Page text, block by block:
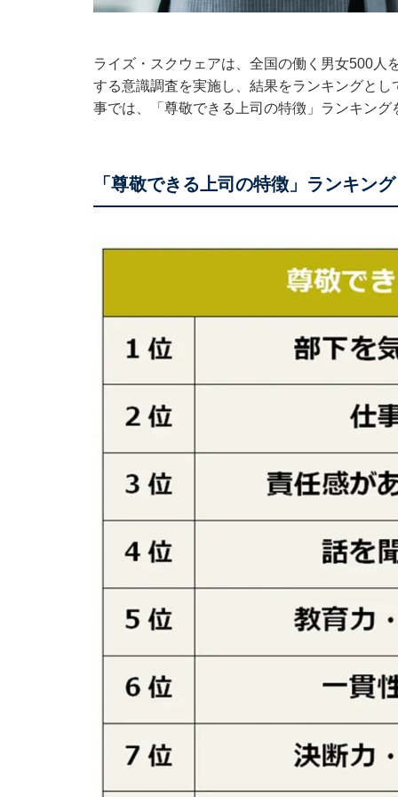
ライズ・スクウェアは、全国の働く男女500人
する意識調査を実施し、結果をランキングと
事では、「尊敬できる上司の特徴」ランキング
「尊敬できる上司の特徴」ランキン